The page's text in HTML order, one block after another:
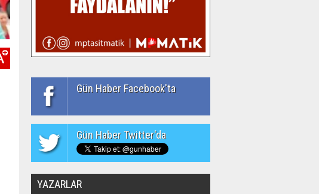
Gün Haber Facebook'ta
Gün Haber Twitter'da
YAZARLAR